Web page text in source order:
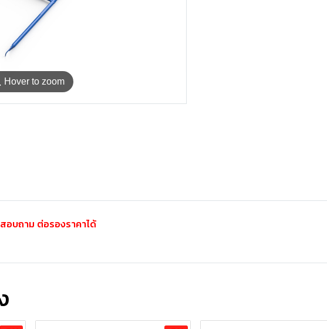
Hover to zoom
บถาม ต่อรองราคาได้